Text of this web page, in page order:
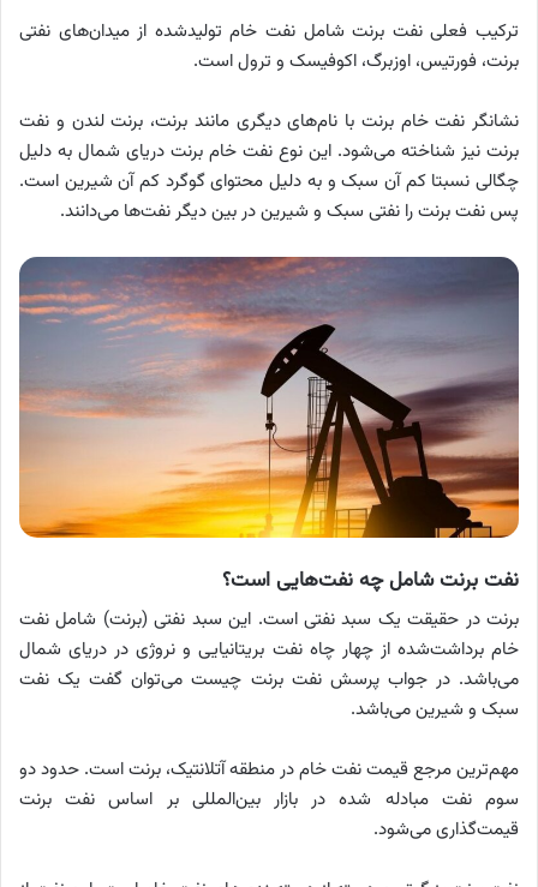
ترکیب فعلی نفت برنت شامل نفت خام تولیدشده از میدان‌های نفتی
برنت، فورتیس، اوزبرگ، اکوفیسک و ترول است.
نشانگر نفت خام برنت با نام‌های دیگری مانند برنت، برنت لندن و نفت
برنت نیز شناخته می‌شود. این نوع نفت خام برنت دریای شمال به دلیل
چگالی نسبتا کم آن سبک و به دلیل محتوای گوگرد کم آن شیرین است.
پس نفت برنت را نفتی سبک و شیرین در بین دیگر نفت‌ها می‌دانند.
نفت برنت شامل چه نفت‌هایی است؟
برنت در حقیقت یک سبد نفتی است. این سبد نفتی (برنت) شامل نفت
خام برداشت‌شده از چهار چاه نفت بریتانیایی و نروژی در دریای شمال
می‌باشد. در جواب پرسش نفت برنت چیست می‌توان گفت یک نفت
سبک و شیرین می‌باشد.
مهم‌ترین مرجع قیمت نفت خام در منطقه آتلانتیک، برنت است. حدود دو
سوم نفت مبادله شده در بازار بین‌المللی بر اساس نفت برنت
قیمت‌گذاری می‌شود.